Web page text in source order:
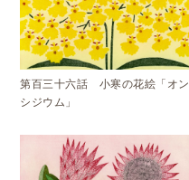
第百三十六話 小寒の花絵「オン
シジウム」